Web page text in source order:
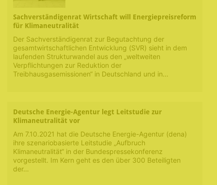
Sachverständigenrat Wirtschaft will Energiepreisreform
für Klimaneutralität
Der Sachverständigenrat zur Begutachtung der
gesamtwirtschaftlichen Entwicklung (SVR) sieht in dem
laufenden Strukturwandel aus den „weltweiten
Verpflichtungen zur Reduktion der
Treibhausgasemissionen“ in Deutschland und in…
Deutsche Energie-Agentur legt Leitstudie zur
Klimaneutralität vor
Am 7.10.2021 hat die Deutsche Energie-Agentur (dena)
ihre szenariobasierte Leitstudie „Aufbruch
Klimaneutralität“ in der Bundespressekonferenz
vorgestellt. Im Kern geht es den über 300 Beteiligten
der…